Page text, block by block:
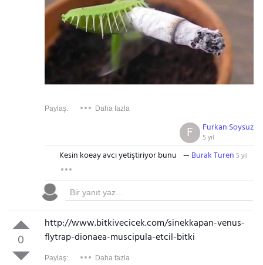
Paylaş: Daha fazla
Furkan Soysuz
5 yıl
F
Kesin koeay avcı yetiştiriyor bunu Burak Turen 5 yıl
0
http://www.bitkivecicek.com/sinekkapan-venus-
flytrap-dionaea-muscipula-etcil-bitki
Paylaş: Daha fazla